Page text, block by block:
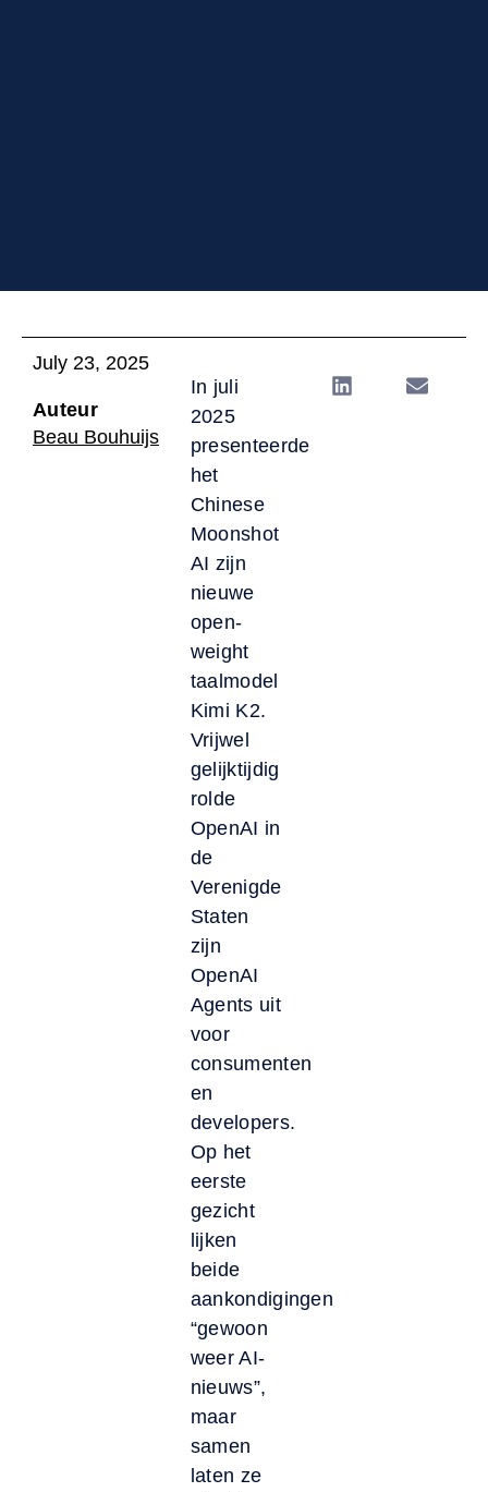
July 23, 2025
Auteur
Beau Bouhuijs
In juli
2025
presenteerde
het
Chinese
Moonshot
AI zijn
nieuwe
open-
weight
taalmodel
Kimi K2.
Vrijwel
gelijktijdig
rolde
OpenAI in
de
Verenigde
Staten
zijn
OpenAI
Agents uit
voor
consumenten
en
developers.
Op het
eerste
gezicht
lijken
beide
aankondigingen
“gewoon
weer AI-
nieuws”,
maar
samen
laten ze